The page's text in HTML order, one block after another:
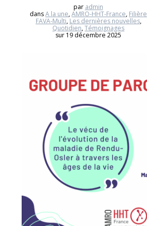
par admin
dansA la une,AMRO-HHT-France, Filière
FAVA-Multi, Les dernières nouvelles,
Quotidien,Témoignages
sur 19 décembre 2025